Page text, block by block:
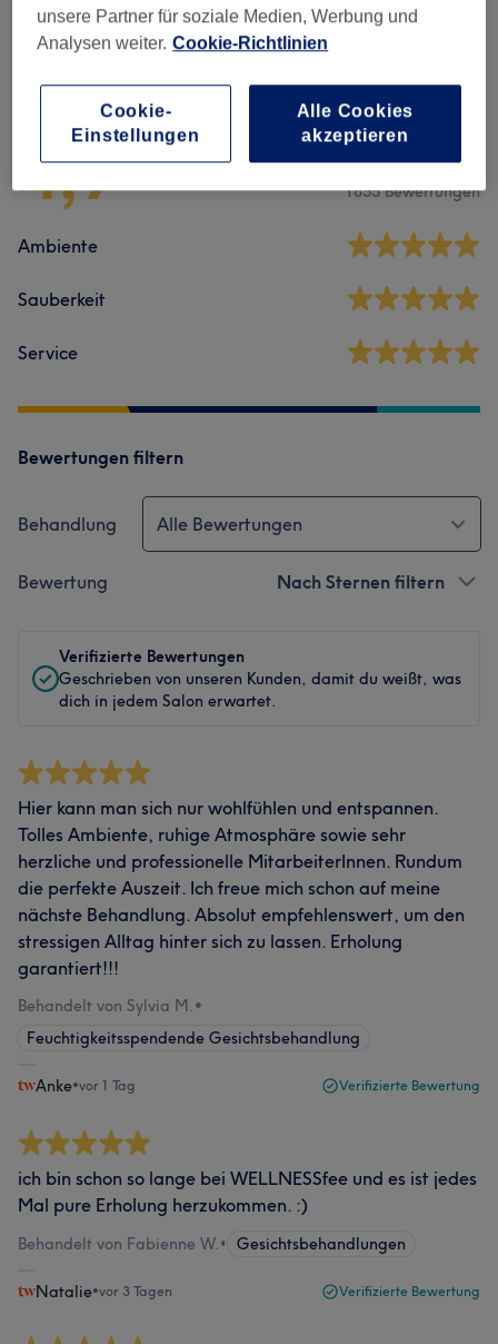
4,9 1855 Bewertungen
Ambiente
Sauberkeit
Service
Bewertungen filtern
Behandlung Alle Bewertungen
Bewertung Nach Sternen filtern
Verifizierte Bewertungen
Geschrieben von unseren Kunden, damit du weißt, was
dich in jedem Salon erwartet.
Hier kann man sich nur wohlfühlen und entspannen.
Tolles Ambiente, ruhige Atmosphäre sowie sehr
herzliche und professionelle MitarbeiterInnen. Rundum
die perfekte Auszeit. Ich freue mich schon auf meine
nächste Behandlung. Absolut empfehlenswert, um den
stressigen Alltag hinter sich zu lassen. Erholung
garantiert!!!
Behandelt von Sylvia M.•
Feuchtigkeitsspendende Gesichtsbehandlung
Anke•vor 1 Tag Verifizierte Bewertung
ich bin schon so lange bei WELLNESSfee und es ist jedes
Mal pure Erholung herzukommen. :)
Behandelt von Fabienne W.• Gesichtsbehandlungen
Natalie•vor 3 Tagen Verifizierte Bewertung
unsere Partner für soziale Medien, Werbung und
Analysen weiter. Cookie-Richtlinien
Cookie-
Einstellungen
Alle Cookies
akzeptieren